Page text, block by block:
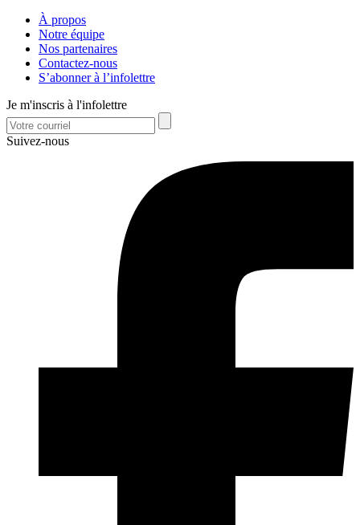
À propos
Notre équipe
Nos partenaires
Contactez-nous
S’abonner à l’infolettre
Je m'inscris à l'infolettre
Suivez-nous